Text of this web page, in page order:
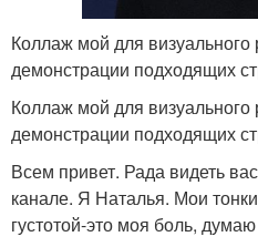
Коллаж мой для визуального
демонстрации подходящих
Коллаж мой для визуального
демонстрации подходящих
Всем привет. Рада видеть
канале. Я Наталья. Мои
густотой-это моя боль,